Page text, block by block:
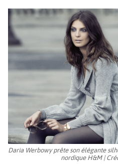
Daria Werbowy prête son élégante
nordique H&M |